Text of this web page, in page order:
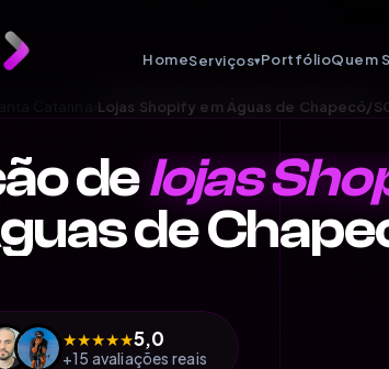
HomeServiços▾PortfólioQuem
Lojas Shopify em Águas de Chapecó/
delojas
de
★★★★★5,0
+15 avaliações reais